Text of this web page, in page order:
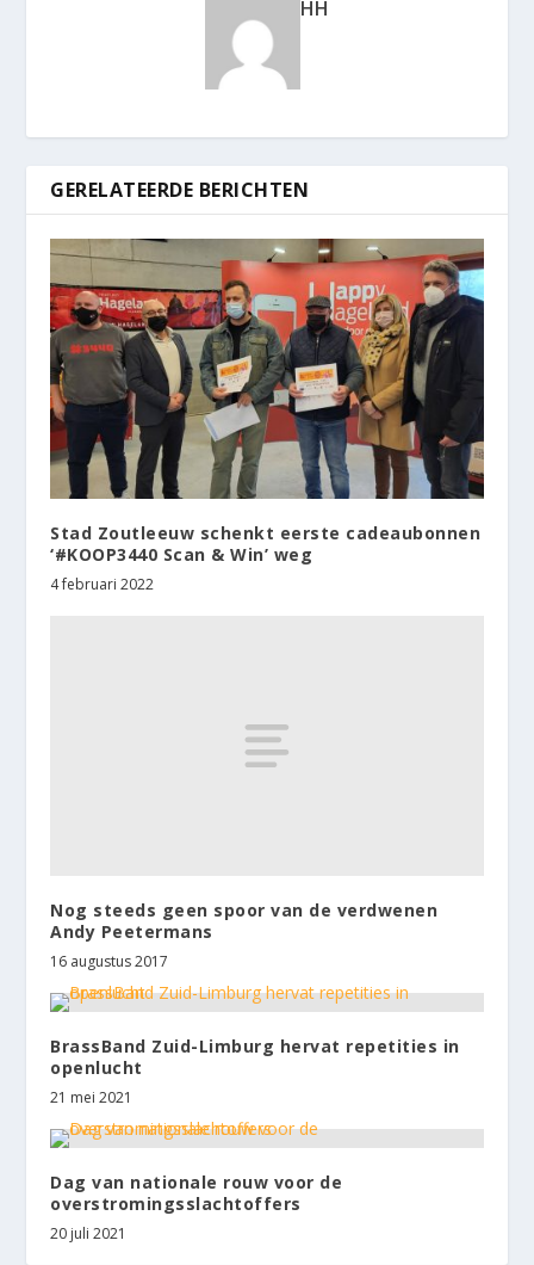
HH
GERELATEERDE BERICHTEN
Stad Zoutleeuw schenkt eerste cadeaubonnen
‘#KOOP3440 Scan & Win’ weg
4 februari 2022
Nog steeds geen spoor van de verdwenen
Andy Peetermans
16 augustus 2017
BrassBand Zuid-Limburg hervat repetities in
openlucht
21 mei 2021
Dag van nationale rouw voor de
overstromingsslachtoffers
20 juli 2021